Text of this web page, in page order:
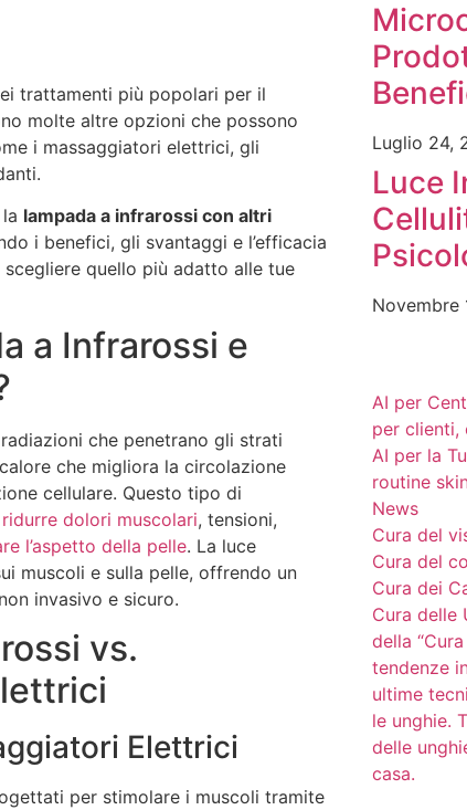
trattamenti più popolari per il
molte altre opzioni che possono
i massaggiatori elettrici, gli
lampada a infrarossi con altri
i benefici, gli svantaggi e l’efficacia
quello più adatto alle tue
a Infrarossi e
che penetrano gli strati
che migliora la circolazione
cellulare. Questo tipo di
ridurre dolori muscolari, tensioni,
l’aspetto della pelle. La luce
muscoli e sulla pelle, offrendo un
invasivo e sicuro.
vs.
Elettrici
per stimolare i muscoli tramite
Luglio 24,
Luce
Novembre
AI per
per clienti,
AI per la
routine
News
Cura del
Cura del
Cura dei
Cura delle
della
tendenze
ultime
le unghie.
delle
casa.